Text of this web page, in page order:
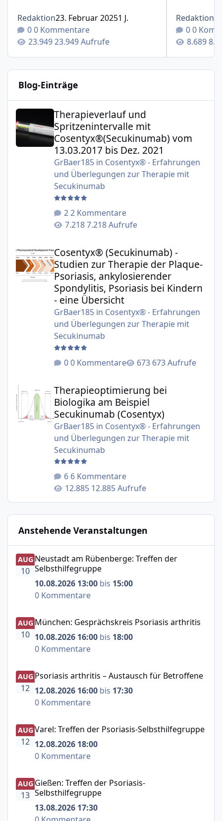
Redaktion23. Februar 20251 J.
0 Kommentare
23.949 Aufrufe
Redaktion
0
Blog-Einträge
Therapieverlauf und Spritzenintervalle mit
Therapieverlauf und
Spritzenintervalle mit
Cosentyx®(Secukinumab) vom
13.03.2017 bis Dez. 2021
GrBaer185in Cosentyx® - Erfahrungen
und Überlegungen zur Therapie mit
Secukinumab
2 Kommentare
7.218 Aufrufe
Cosentyx® (Secukinumab) -
Studien zur Therapie der Plaque-
Psoriasis, ankylosierender
Spondylitis, Psoriasis bei Kindern
- eine Übersicht
GrBaer185in Cosentyx® - Erfahrungen
und Überlegungen zur Therapie mit
Secukinumab
0 Kommentare
673 Aufrufe
Therapieoptimierung bei Biologika am Beispiel
Therapieoptimierung bei
Biologika am Beispiel
Secukinumab (Cosentyx)
GrBaer185in Cosentyx® - Erfahrungen
und Überlegungen zur Therapie mit
Secukinumab
6 Kommentare
12.885 Aufrufe
Anstehende Veranstaltungen
Neustadt am Rübenberge: Treffen der Selbsthilfegruppe
AUG
10
Neustadt am Rübenberge: Treffen der
Selbsthilfegruppe
10.08.2026 13:00 bis 15:00
0 Kommentare
München: Gesprächskreis Psoriasis arthritis
AUG
10
München: Gesprächskreis Psoriasis arthritis
10.08.2026 16:00 bis 18:00
0 Kommentare
Psoriasis arthritis – Austausch für Betroffene
AUG
12
Psoriasis arthritis – Austausch für Betroffene
12.08.2026 16:00 bis 17:30
0 Kommentare
Varel: Treffen der Psoriasis-Selbsthilfegruppe
AUG
12
Varel: Treffen der Psoriasis-Selbsthilfegruppe
12.08.2026 18:00
0 Kommentare
Gießen: Treffen der Psoriasis-Selbsthilfegruppe
AUG
13
Gießen: Treffen der Psoriasis-
Selbsthilfegruppe
13.08.2026 17:30